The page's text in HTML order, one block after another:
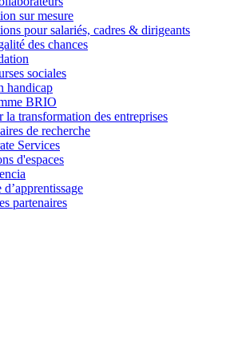
sur mesure
pour salariés, cadres & dirigeants
des chances
sociales
handicap
BRIO
la transformation des entreprises
de recherche
Services
d'espaces
partenaires